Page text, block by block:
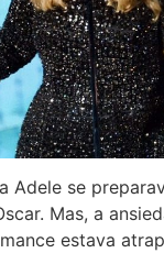
Adele se
Mas, a
estava